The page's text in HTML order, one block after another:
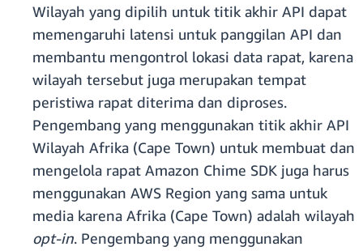
Wilayah yang dipilih untuk titik akhir API dapat
memengaruhi latensi untuk panggilan API dan
membantu mengontrol lokasi data rapat, karena
wilayah tersebut juga merupakan tempat
peristiwa rapat diterima dan diproses.
Pengembang yang menggunakan titik akhir API
Wilayah Afrika (Cape Town) untuk membuat dan
mengelola rapat Amazon Chime SDK juga harus
menggunakan AWS Region yang sama untuk
media karena Afrika (Cape Town) adalah wilayah
opt-in. Pengembang yang menggunakan